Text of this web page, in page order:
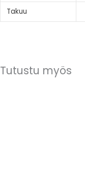
Takuu
Tutustu myös